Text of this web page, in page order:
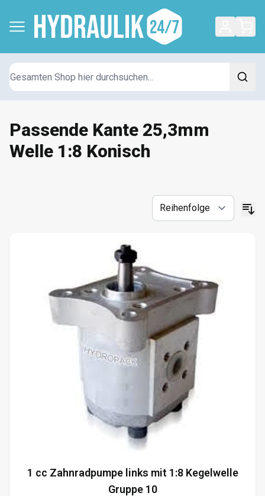
Suchen
Passende Kante 25,3mm
Welle 1:8 Konisch
1 cc Zahnradpumpe links mit 1:8 Kegelwelle
Gruppe 10